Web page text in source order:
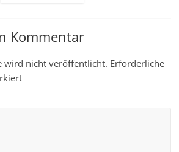
Kommentar
wird nicht veröffentlicht. Erforderliche